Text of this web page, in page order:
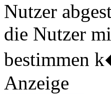
Nutzer
die Nutzer
bestimmen
Anzeige